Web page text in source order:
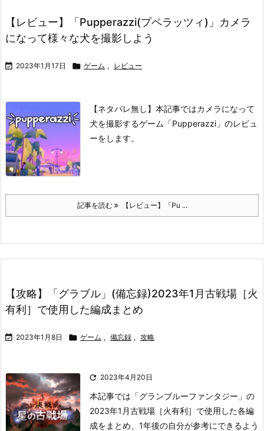
【レビュー】「Pupperazzi(プペラッツィ)」カメラ
になって様々な犬を撮影しよう
 2023年1月17日  ゲーム , レビュー
【ネタバレ無し】本記事ではカメラになって
犬を撮影するゲーム「Pupperazzi」のレビュ
ーをします。
記事を読む 【レビュー】「Pu ...
【攻略】「グラブル」(備忘録)2023年1月古戦場［火
有利］で使用した編成まとめ
 2023年1月8日  ゲーム , 備忘録 , 攻略
 2023年4月20日
本記事では「グランブルーファンタジー」の
2023年1月古戦場［火有利］で使用した各編
成をまとめ、1年後の自分が参考にできるよう